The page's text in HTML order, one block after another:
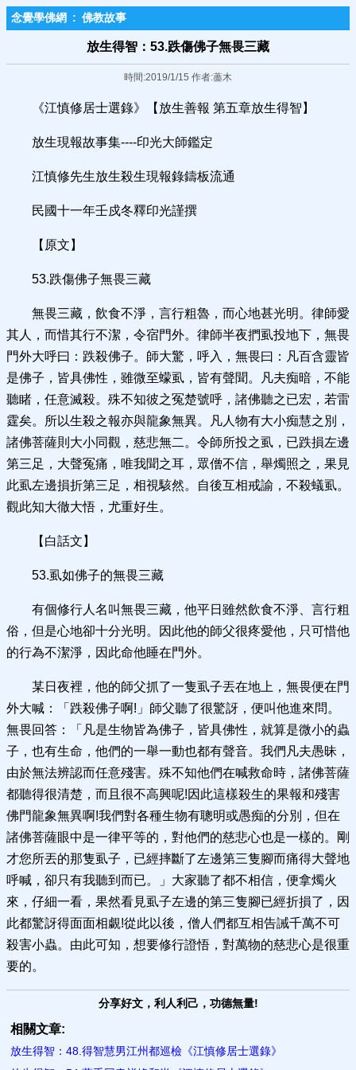
念覺學佛網 : 佛教故事
放生得智：53.跌傷佛子無畏三藏
時間:2019/1/15 作者:藎木
《江慎修居士選錄》【放生善報 第五章放生得智】
放生現報故事集----印光大師鑑定
江慎修先生放生殺生現報錄鑄板流通
民國十一年壬戍冬釋印光謹撰
【原文】
53.跌傷佛子無畏三藏
無畏三藏，飲食不淨，言行粗魯，而心地甚光明。律師愛
其人，而惜其行不潔，令宿門外。律師半夜捫虱投地下，無畏
門外大呼曰：跌殺佛子。師大驚，呼入，無畏曰：凡百含靈皆
是佛子，皆具佛性，雖微至蠓虱，皆有聲聞。凡夫痴暗，不能
聽睹，任意滅殺。殊不知彼之冤楚號呼，諸佛聽之已宏，若雷
霆矣。所以生殺之報亦與龍象無異。凡人物有大小痴慧之別，
諸佛菩薩則大小同觀，慈悲無二。令師所投之虱，已跌損左邊
第三足，大聲冤痛，唯我聞之耳，眾僧不信，舉燭照之，果見
此虱左邊損折第三足，相視駭然。自後互相戒諭，不殺蟻虱。
觀此知大徹大悟，尤重好生。
【白話文】
53.虱如佛子的無畏三藏
有個修行人名叫無畏三藏，他平日雖然飲食不淨、言行粗
俗，但是心地卻十分光明。因此他的師父很疼愛他，只可惜他
的行為不潔淨，因此命他睡在門外。
某日夜裡，他的師父抓了一隻虱子丟在地上，無畏便在門
外大喊：「跌殺佛子啊!」師父聽了很驚訝，便叫他進來問。
無畏回答：「凡是生物皆為佛子，皆具佛性，就算是微小的蟲
子，也有生命，他們的一舉一動也都有聲音。我們凡夫愚昧，
由於無法辨認而任意殘害。殊不知他們在喊救命時，諸佛菩薩
都聽得很清楚，而且很不高興呢!因此這樣殺生的果報和殘害
佛門龍象無異啊!我們對各種生物有聰明或愚痴的分別，但在
諸佛菩薩眼中是一律平等的，對他們的慈悲心也是一樣的。剛
才您所丟的那隻虱子，已經摔斷了左邊第三隻腳而痛得大聲地
呼喊，卻只有我聽到而已。」大家聽了都不相信，便拿燭火
來，仔細一看，果然看見虱子左邊的第三隻腳已經折損了，因
此都驚訝得面面相覷!從此以後，僧人們都互相告誡千萬不可
殺害小蟲。由此可知，想要修行證悟，對萬物的慈悲心是很重
要的。
分享好文，利人利己，功德無量!
相關文章:
放生得智：48.得智慧男江州都巡檢《江慎修居士選錄》